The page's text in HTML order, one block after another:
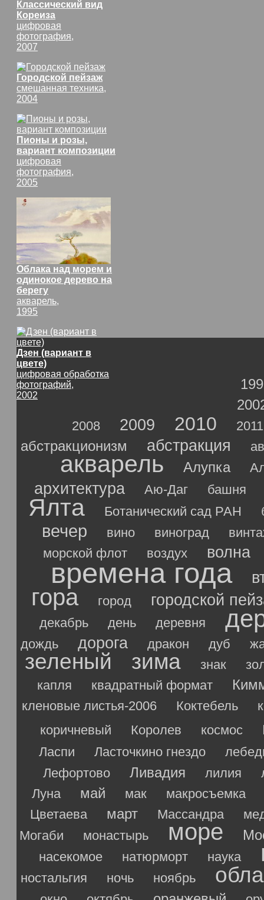
Классический вид
Кореиза
цифровая
фотография,
2007
Городской пейзаж
смешанная техника,
2004
Пионы и розы,
вариант композиции
цифровая
фотография,
2005
Облака над морем и
одинокое дерево на
берегу
акварель,
1995
Дзен (вариант в
цвете)
цифровая обработка
фотографий,
2002
2008 2009 2010 2011
абстракционизм абстракция
акварель Алупка
архитектура Аю-Даг башня
Ялта Ботанический сад РАН
вечер вино виноград
морской флот
воздух волна
времена года
гора город городской
декабрь день деревня
дождь дорога дракон дуб
зеленый зима знак
капля
квадратный формат
кленовые листья-2006 Коктебель
коричневый
Королев космос
Ласпи Ласточкино гнездо
Лефортово
Ливадия лилия
Луна
май мак
макросъемка
Цветаева
март Массандра
Могаби
монастырь море
насекомое натюрморт наука
ностальгия ночь ноябрь